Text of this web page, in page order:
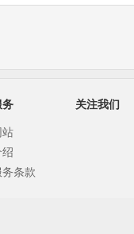
务
站
条款
关注我们